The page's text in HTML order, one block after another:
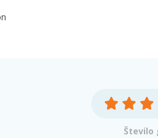
Število